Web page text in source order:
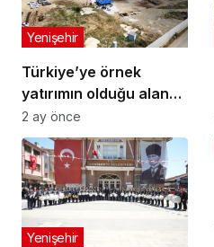
Türkiye’ye örnek
yatırımın olduğu alana
jandarma karakolu
yapılıyor
Yenişehir
2 ay önce
Yenişehir